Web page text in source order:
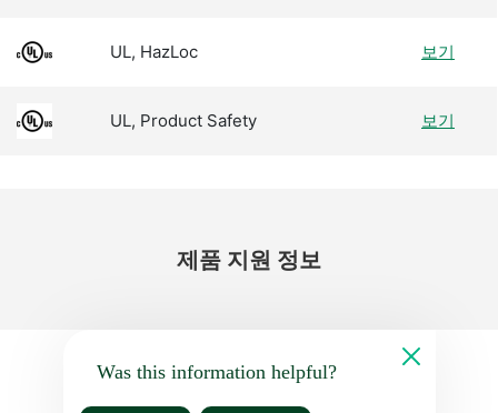
UL, HazLoc 보기
UL, Product Safety 보기
제품 지원 정보
Was this information helpful?